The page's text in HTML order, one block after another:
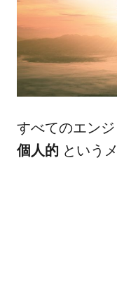
すべてのエン
個人的 という